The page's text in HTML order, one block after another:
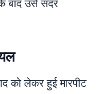
बाद उसे सदर
को लेकर हुई मारपीट